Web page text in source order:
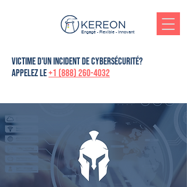
Engagé - Flexible - Innovant
victime d'un incident de cybersécurité?
Appelez le+1 (888) 260-4032